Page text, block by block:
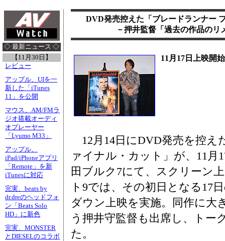
◇ 最新ニュース ◇
【11月30日】
レビュー
アップル、UIを一
新した「iTunes
11」を公開
マウス、AM/FMラ
ジオ搭載オーディ
オプレーヤー
「Lyumo M33」
アップル、
iPad/iPhoneアプリ
「Remote」を新
iTunesに対応
完実、beats by
dr.dreのヘッドフォ
ン「Beats Solo
HD」に新色
完実、MONSTER
とDIESELのコラボ
DVD発売控えた「ブレードランナー
－押井監督「過去の作品のリ
11月17日上映開始
12月14日にDVD発売を控え
ァイナル・カット」が、11月
田ブルク7にて、スクリーン
ト9では、その初日となる17
ダウン上映を実施。同作に大
う押井守監督も出席し、トー
た。